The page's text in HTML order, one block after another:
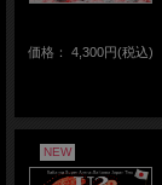
価格： 4,300円(税込)
NEW